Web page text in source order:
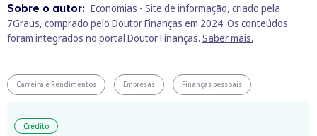
Sobre o autor: Economias - Site de informação, criado pela
7Graus, comprado pelo Doutor Finanças em 2024. Os conteúdos
foram integrados no portal Doutor Finanças. Saber mais.
Carreira e Rendimentos Empresas Finanças pessoais
Crédito